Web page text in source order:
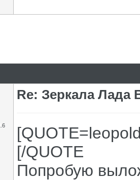
Re: Зеркала Лада
[/QUOTE
Попробую